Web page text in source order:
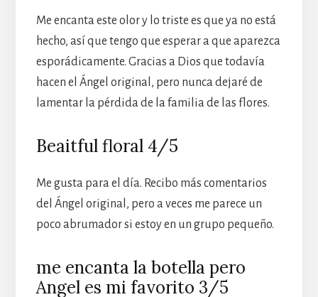
Me encanta este olor y lo triste es que ya no está
hecho, así que tengo que esperar a que aparezca
esporádicamente. Gracias a Dios que todavía
hacen el Ángel original, pero nunca dejaré de
lamentar la pérdida de la familia de las flores.
Beaitful floral 4/5
Me gusta para el día. Recibo más comentarios
del Ángel original, pero a veces me parece un
poco abrumador si estoy en un grupo pequeño.
me encanta la botella pero
Angel es mi favorito 3/5